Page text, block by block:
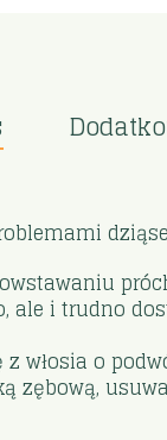
ale i trudno
włosia o
zębową,